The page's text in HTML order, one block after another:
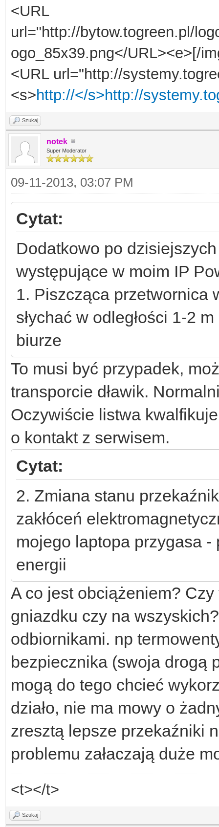
<URL
url="http://bytow.togreen.pl/
ogo_85x39.png</URL><e>[/
<URL url="http://
<s>http://</s>http://
Szukaj
notek
Super Moderator
09-11-2013, 03:07 PM
Cytat:
Dodatkowo po
występujące w moim IP
1. Piszcząca przetwornica
słychać w odległości 1-2
biurze
To musi być przypadek,
transporcie dławik.
Oczywiście listwa
o kontakt z serwisem.
Cytat:
2. Zmiana stanu
zakłóceń
mojego laptopa przygasa
energii
A co jest obciążeniem?
gniazdku czy na
odbiornikami. np
bezpiecznika (swoja drogą
mogą do tego chcieć
działo, nie ma mowy o
zresztą lepsze przekaźniki
problemu załaczają duże
<t></t>
Szukaj